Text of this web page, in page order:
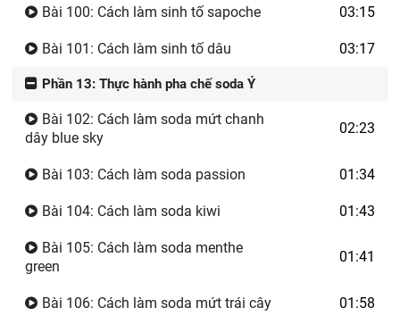
Bài 100: Cách làm sinh tố sapoche 03:15
Bài 101: Cách làm sinh tố dâu 03:17
Phần 13: Thực hành pha chế soda Ý
Bài 102: Cách làm soda mứt chanh
dây blue sky
02:23
Bài 103: Cách làm soda passion 01:34
Bài 104: Cách làm soda kiwi 01:43
Bài 105: Cách làm soda menthe
green
01:41
Bài 106: Cách làm soda mứt trái cây 01:58